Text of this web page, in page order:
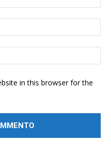
in this browser for the